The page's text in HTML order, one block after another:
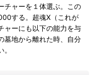
チャーを１体選ぶ。この
する。超魂X（これが
ャーにも以下の能力を与
墓地から離れた時、自分